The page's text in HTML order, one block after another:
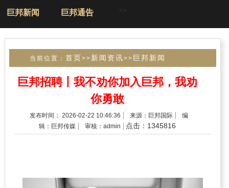
巨邦新闻 巨邦通告
当前位置：首页>> 新闻资讯>> 巨邦新闻
巨邦招聘丨我不劝你加入巨邦，我劝
你勇敢
发布时间： 2026-02-22 10:46:36 来源：巨邦国际
编
辑：巨邦传媒
审核：admin 点击：1345816